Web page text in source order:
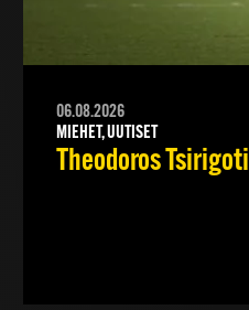
06.08.2026
MIEHET, UUTISET
Theodoros